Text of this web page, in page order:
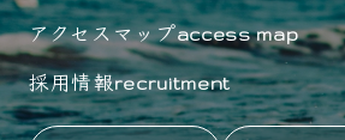
アクセスマップaccess map
採用情報recruitment